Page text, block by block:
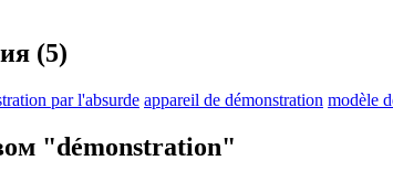
(5)
par l'absurde appareil de démonstration modèle
"démonstration"